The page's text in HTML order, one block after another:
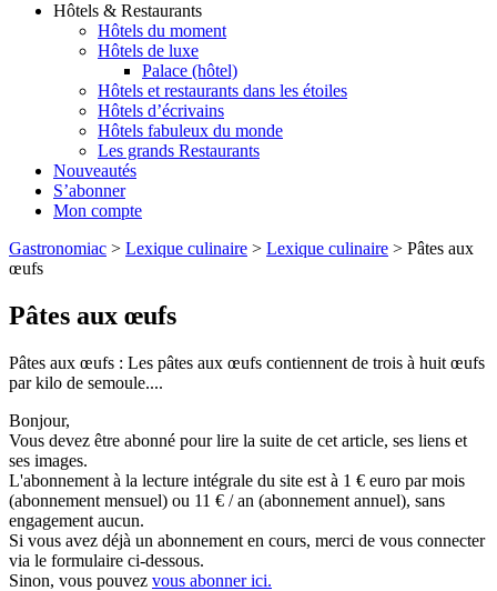
Hôtels & Restaurants
Hôtels du moment
Hôtels de luxe
Palace (hôtel)
Hôtels et restaurants dans les étoiles
Hôtels d’écrivains
Hôtels fabuleux du monde
Les grands Restaurants
Nouveautés
S’abonner
Mon compte
Gastronomiac > Lexique culinaire > Lexique culinaire > Pâtes aux
œufs
Pâtes aux œufs
Pâtes aux œufs : Les pâtes aux œufs contiennent de trois à huit œufs
par kilo de semoule....
Bonjour,
Vous devez être abonné pour lire la suite de cet article, ses liens et
ses images.
L'abonnement à la lecture intégrale du site est à 1 € euro par mois
(abonnement mensuel) ou 11 € / an (abonnement annuel), sans
engagement aucun.
Si vous avez déjà un abonnement en cours, merci de vous connecter
via le formulaire ci-dessous.
Sinon, vous pouvez vous abonner ici.